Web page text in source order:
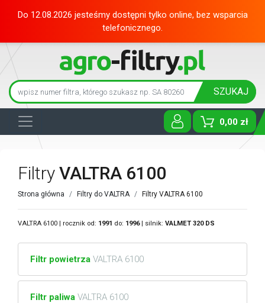
Do 12.08.2026 jesteśmy dostępni tylko online, bez wsparcia
telefonicznego.
SZUKAJ
0,00 zł
Toggle
Filtry VALTRA 6100
Strona główna Filtry do VALTRA Filtry VALTRA 6100
VALTRA 6100 | rocznik od: 1991 do: 1996| silnik: VALMET 320 DS
Filtr powietrza VALTRA 6100
Filtr paliwa VALTRA 6100